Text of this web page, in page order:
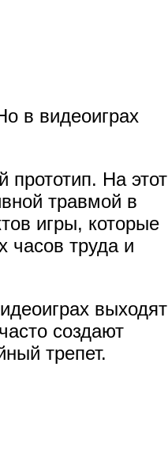
в видеоиграх
прототип. На этот
травмой в
игры, которые
часов труда и
выходят
создают
трепет.